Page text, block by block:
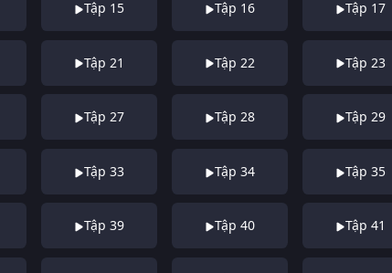
Tập 15 Tập 16 Tập 17
Tập 21 Tập 22 Tập 23
Tập 27 Tập 28 Tập 29
Tập 33 Tập 34 Tập 35
Tập 39 Tập 40 Tập 41